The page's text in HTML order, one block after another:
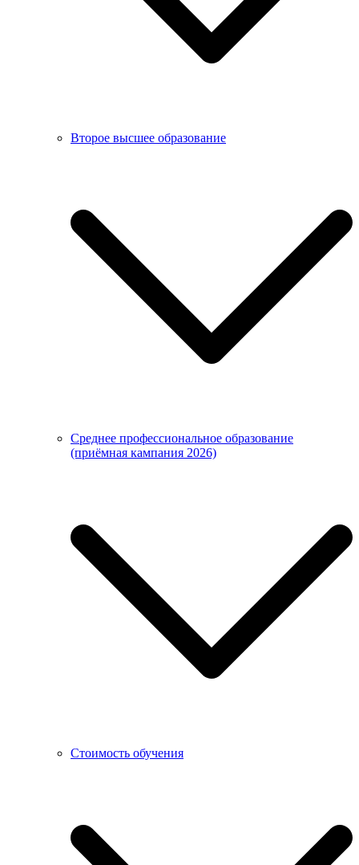
Второе высшее образование
Среднее профессиональное образование
(приёмная кампания 2026)
Стоимость обучения